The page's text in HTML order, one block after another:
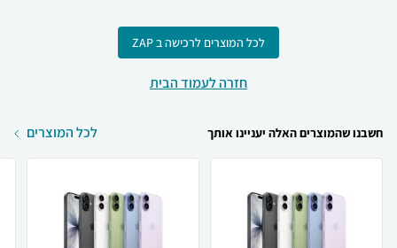
לכל המוצרים לרכישה ב ZAP
חזרה לעמוד הבית
חשבנו שהמוצרים האלה יעניינו אותך לכל המוצרים